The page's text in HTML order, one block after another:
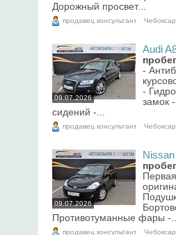
Дорожный просвет...
продавец консультант
09.07.2026
Audi
-
-
замок
сидений -...
продавец консультант
09.07.2026
Nissan
Противотуманные фары -
продавец консультант